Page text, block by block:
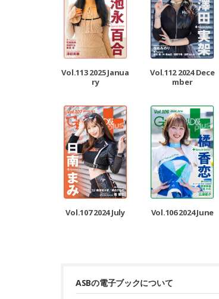
Vol.113 2025 Janua
ry
Vol.112 2024 Dece
mber
Vol.107 2024 July Vol.106 2024 June
ASBの電子ブックについて